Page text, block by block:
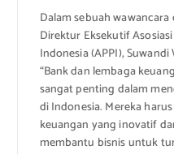
Dalam sebuah
Direktur Eksekutif
Indonesia (APPI),
“Bank dan lembaga
sangat penting dalam
di Indonesia. Mereka
keuangan yang inovatif
membantu bisnis untuk